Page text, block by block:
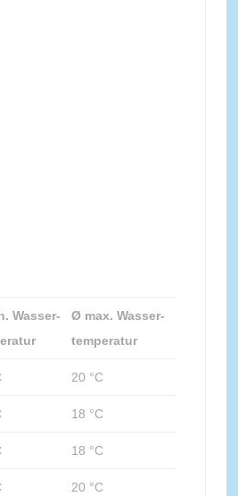
Wasser-
Ø max. Wasser-
temperatur
20 °C
18 °C
18 °C
20 °C